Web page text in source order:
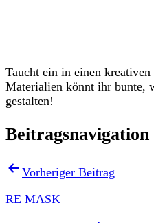
Taucht ein in einen
Materialien könnt ihr bunte,
gestalten!
Beitragsnavigation
Vorheriger Beitrag
RE MASK